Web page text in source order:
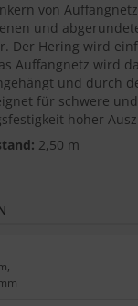
von
und
Der Hering wird
Auffangnetz wird
und durch
für schwere
hoher
2,50 m